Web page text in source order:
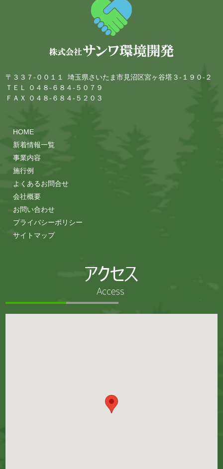
〒３３７-００１１ 埼玉県さいたま市見沼区宮ヶ谷塔３-１９０-２
ＴＥＬ ０４８-６８４-５０７９
ＦＡＸ ０４８-６８４-５２０３
HOME
新着情報一覧
事業内容
施行例
よくあるお問合せ
会社概要
お問い合わせ
プライバシーポリシー
サイトマップ